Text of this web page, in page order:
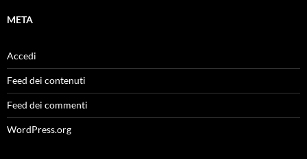
META
Accedi
Feed dei contenuti
Feed dei commenti
WordPress.org